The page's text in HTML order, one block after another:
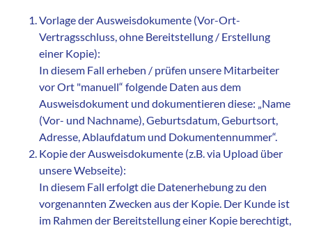
Vorlage der Ausweisdokumente (Vor-Ort-
Vertragsschluss, ohne Bereitstellung / Erstellung
einer Kopie):
In diesem Fall erheben / prüfen unsere Mitarbeiter
vor Ort "manuell“ folgende Daten aus dem
Ausweisdokument und dokumentieren diese: „Name
(Vor- und Nachname), Geburtsdatum, Geburtsort,
Adresse, Ablaufdatum und Dokumentennummer“.
Kopie der Ausweisdokumente (z.B. via Upload über
unsere Webseite):
In diesem Fall erfolgt die Datenerhebung zu den
vorgenannten Zwecken aus der Kopie. Der Kunde ist
im Rahmen der Bereitstellung einer Kopie berechtigt,